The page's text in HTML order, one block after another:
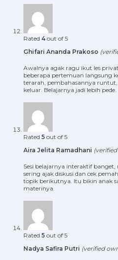
Rated 4 out of 5
Ghifari Ananda Prakoso
Awalnya agak ragu ikut les
beberapa pertemuan langsung
terarah, pembahasannya runtut,
keluar. Belajarnya jadi lebih pede.
Rated 5 out of 5
Aira Jelita Ramadhani
Sesi belajarnya interaktif
sering ajak diskusi dan cek
topik berikutnya. Itu bikin anak
materinya.
Rated 5 out of 5
Nadya Safira Putri (verified